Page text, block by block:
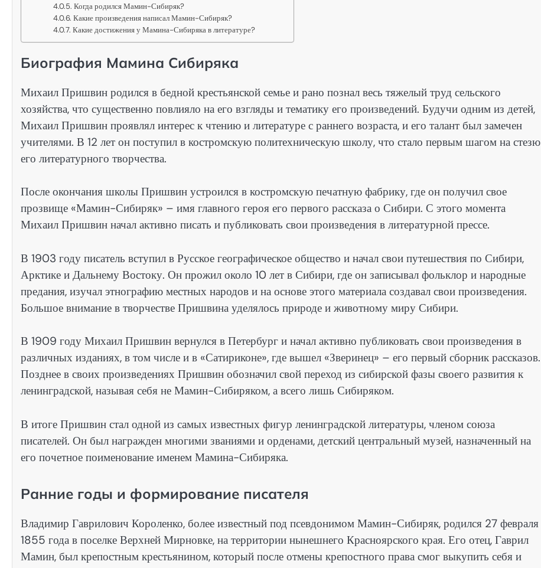
Когда родился Мамин-Сибиряк?
Какие произведения написал Мамин-Сибиряк?
Какие достижения у Мамина-Сибиряка в литературе?
Биография Мамина Сибиряка
Михаил Пришвин родился в бедной крестьянской семье и рано познал весь тяжелый труд сельского
хозяйства, что существенно повлияло на его взгляды и тематику его произведений. Будучи одним из детей,
Михаил Пришвин проявлял интерес к чтению и литературе с раннего возраста, и его талант был замечен
учителями. В 12 лет он поступил в костромскую политехническую школу, что стало первым шагом на стезю
его литературного творчества.
После окончания школы Пришвин устроился в костромскую печатную фабрику, где он получил свое
прозвище «Мамин-Сибиряк» – имя главного героя его первого рассказа о Сибири. С этого момента
Михаил Пришвин начал активно писать и публиковать свои произведения в литературной прессе.
В 1903 году писатель вступил в Русское географическое общество и начал свои путешествия по Сибири,
Арктике и Дальнему Востоку. Он прожил около 10 лет в Сибири, где он записывал фольклор и народные
предания, изучал этнографию местных народов и на основе этого материала создавал свои произведения.
Большое внимание в творчестве Пришвина уделялось природе и животному миру Сибири.
В 1909 году Михаил Пришвин вернулся в Петербург и начал активно публиковать свои произведения в
различных изданиях, в том числе и в «Сатириконе», где вышел «Зверинец» – его первый сборник рассказов.
Позднее в своих произведениях Пришвин обозначил свой переход из сибирской фазы своего развития к
ленинградской, называя себя не Мамин-Сибиряком, а всего лишь Сибиряком.
В итоге Пришвин стал одной из самых известных фигур ленинградской литературы, членом союза
писателей. Он был награжден многими званиями и орденами, детский центральный музей, назначенный на
его почетное поименование именем Мамина-Сибиряка.
Ранние годы и формирование писателя
Владимир Гаврилович Короленко, более известный под псевдонимом Мамин-Сибиряк, родился 27 февраля
1855 года в поселке Верхней Мирновке, на территории нынешнего Красноярского края. Его отец, Гаврил
Мамин, был крепостным крестьянином, который после отмены крепостного права смог выкупить себя и